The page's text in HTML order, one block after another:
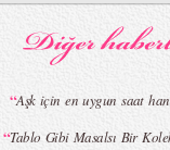
“Aşk için en uygun saat
“Tablo Gibi Masalsı Bir